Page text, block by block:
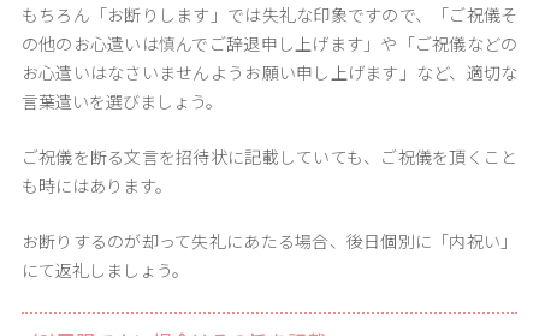
もちろん「お断りします」では失礼な印象ですので、「ご祝儀そ
の他のお心遣いは慎んでご辞退申し上げます」や「ご祝儀などの
お心遣いはなさいませんようお願い申し上げます」など、適切な
言葉遣いを選びましょう。
ご祝儀を断る文言を招待状に記載していても、ご祝儀を頂くこと
も時にはあります。
お断りするのが却って失礼にあたる場合、後日個別に「内祝い」
にて返礼しましょう。